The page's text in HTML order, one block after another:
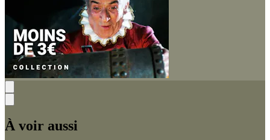
À voir aussi